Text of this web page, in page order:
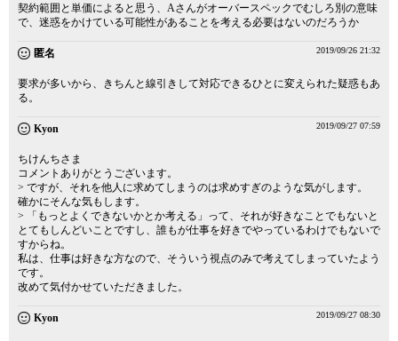
契約範囲と単価によると思う、Aさんがオーバースペックでむしろ別の意味
で、迷惑をかけている可能性があることを考える必要はないのだろうか
匿名 2019/09/26 21:32
要求が多いから、きちんと線引きして対応できるひとに変えられた疑惑もあ
る。
Kyon 2019/09/27 07:59
ちけんちさま
コメントありがとうございます。
> ですが、それを他人に求めてしまうのは求めすぎのような気がします。
確かにそんな気もします。
> 「もっとよくできないかとか考える」って、それが好きなことでもないと
とてもしんどいことですし、誰もが仕事を好きでやっているわけでもないで
すからね。
私は、仕事は好きな方なので、そういう視点のみで考えてしまっていたよう
です。
改めて気付かせていただきました。
Kyon 2019/09/27 08:30